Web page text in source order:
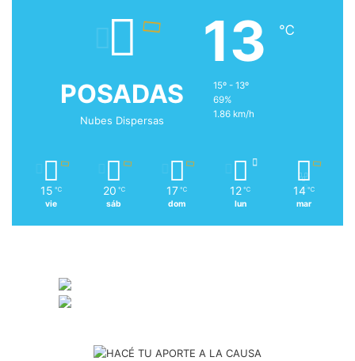
POSADAS
Nubes Dispersas
13 ℃
15º - 13º
69%
1.86 km/h
15 ℃
vie
20 ℃
sáb
17 ℃
dom
12 ℃
lun
14 ℃
mar